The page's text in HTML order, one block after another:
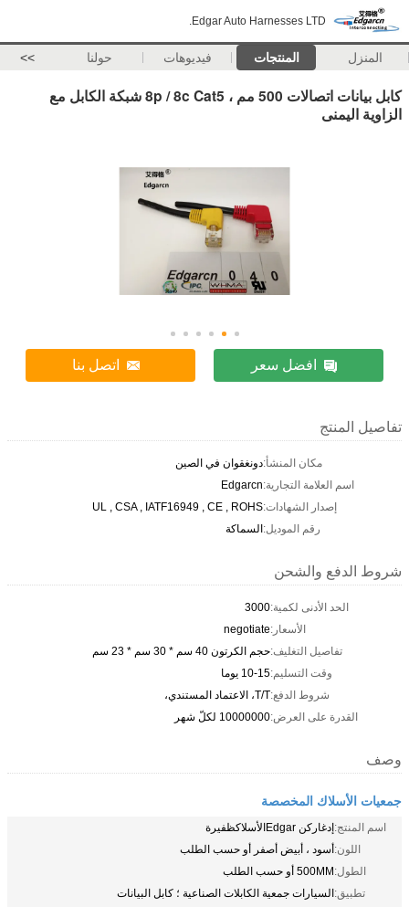
Edgar Auto Harnesses LTD.
المنزل المنتجات فيديوهات حولنا >>
كابل بيانات اتصالات 500 مم ، 8p / 8c Cat5 شبكة الكابل مع
الزاوية اليمنى
افضل سعر اتصل بنا
تفاصيل المنتج
مكان المنشأ:دونغقوان في الصين
اسم العلامة التجارية:Edgarcn
إصدار الشهادات:UL , CSA , IATF16949 , CE , ROHS
رقم الموديل:السماكة
شروط الدفع والشحن
الحد الأدنى لكمية:3000
الأسعار:negotiate
تفاصيل التغليف:حجم الكرتون 40 سم * 30 سم * 23 سم
وقت التسليم:10-15 يوما
شروط الدفع:T/T، الاعتماد المستندي،
القدرة على العرض:10000000 لكلّ شهر
وصف
جمعيات الأسلاك المخصصة
اسم المنتج:إدغاركن Edgarالأسلاكظفيرة
اللون:أسود ، أبيض أصفر أو حسب الطلب
الطول:500MM أو حسب الطلب
تطبيق:السيارات جمعية الكابلات الصناعية ؛ كابل البيانات